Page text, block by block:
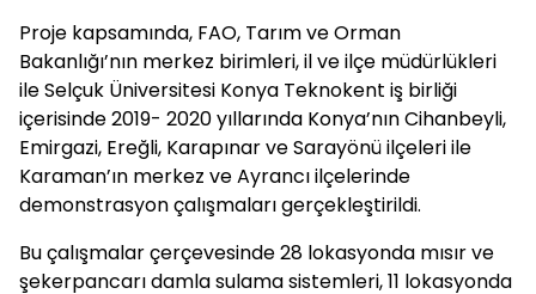
Proje kapsamında, FAO, Tarım ve Orman
Bakanlığı’nın merkez birimleri, il ve ilçe müdürlükleri
ile Selçuk Üniversitesi Konya Teknokent iş birliği
içerisinde 2019- 2020 yıllarında Konya’nın Cihanbeyli,
Emirgazi, Ereğli, Karapınar ve Sarayönü ilçeleri ile
Karaman’ın merkez ve Ayrancı ilçelerinde
demonstrasyon çalışmaları gerçekleştirildi.
Bu çalışmalar çerçevesinde 28 lokasyonda mısır ve
şekerpancarı damla sulama sistemleri, 11 lokasyonda